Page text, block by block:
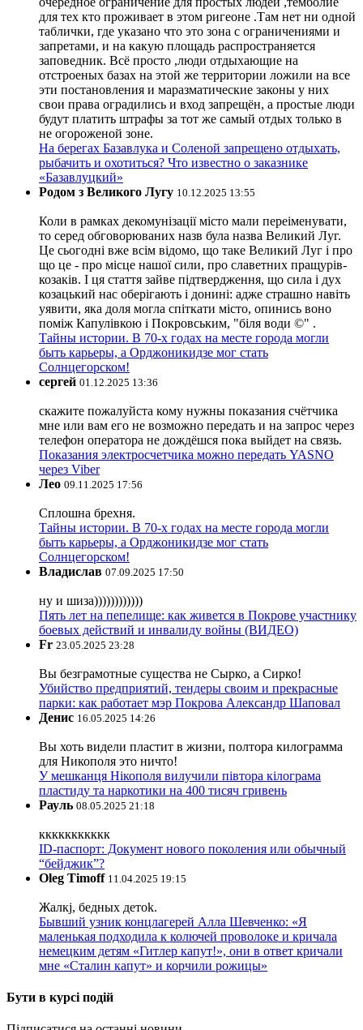
для тех кто проживает в этом ригеоне .Там нет ни одной
таблички, где указано что это зона с ограничениями и
запретами, и на какую площадь распространяется
заповедник. Всё просто ,люди отдыхающие на
отстроеных базах на этой же территории ложили на все
эти постановления и маразматические законы у них
свои права оградились и вход запрещён, а простые люди
будут платить штрафы за тот же самый отдых только в
не огороженой зоне.
На берегах Базавлука и Соленой запрещено отдыхать,
рыбачить и охотиться? Что известно о заказнике
«Базавлуцкий»
Родом з Великого Лугу 10.12.2025 13:55
Коли в рамках декомунізації місто мали переіменувати,
то серед обговорюваних назв була назва Великий Луг.
Це сьогодні вже всім відомо, що таке Великий Луг і про
що це - про місце нашої сили, про славетних пращурів-
козаків. І ця стаття зайве підтвердження, що сила і дух
козацький нас оберігають і донині: адже страшно навіть
уявити, яка доля могла спіткати місто, опинись воно
поміж Капулівкою і Покровським, "біля води ©" .
Тайны истории. В 70-х годах на месте города могли
быть карьеры, а Орджоникидзе мог стать
Солнцегорском!
сергей 01.12.2025 13:36
скажите пожалуйста кому нужны показания счётчика
мне или вам его не возможно передать и на запрос через
телефон оператора не дождёшся пока выйдет на связь.
Показания электросчетчика можно передать YASNO
через Viber
Лео 09.11.2025 17:56
Сплошна брехня.
Тайны истории. В 70-х годах на месте города могли
быть карьеры, а Орджоникидзе мог стать
Солнцегорском!
Владислав 07.09.2025 17:50
ну и шиза))))))))))))
Пять лет на пепелище: как живется в Покрове участнику
боевых действий и инвалиду войны (ВИДЕО)
Fr 23.05.2025 23:28
Вы безграмотные существа не Сырко, а Сирко!
Убийство предприятий, тендеры своим и прекрасные
парки: как работает мэр Покрова Александр Шаповал
Денис 16.05.2025 14:26
Вы хоть видели пластит в жизни, полтора килограмма
для Никополя это ничто!
У мешканця Нікополя вилучили півтора кілограма
пластиду та наркотики на 400 тисяч гривень
Рауль 08.05.2025 21:18
ккккккккккк
ID-паспорт: Документ нового поколения или обычный
“бейджик”?
Oleg Timoff 11.04.2025 19:15
Жалкj, бедных детok.
Бывший узник концлагерей Алла Шевченко: «Я
маленькая подходила к колючей проволоке и кричала
немецким детям «Гитлер капут!», они в ответ кричали
мне «Сталин капут» и корчили рожицы»
Бути в курсі подій